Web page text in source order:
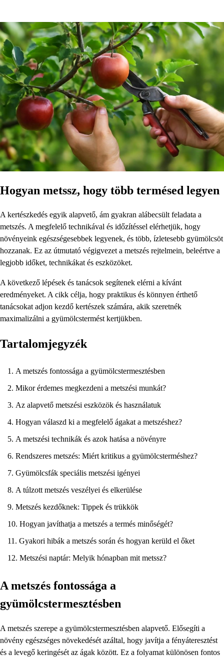
Hogyan metssz, hogy több termésed legyen
A kertészkedés egyik alapvető, ám gyakran alábecsült feladata a
metszés. A megfelelő technikával és időzítéssel elérhetjük, hogy
növényeink egészségesebbek legyenek, és több, ízletesebb gyümölcsöt
hozzanak. Ez az útmutató végigvezet a metszés rejtelmein, beleértve a
legjobb időket, technikákat és eszközöket.
A következő lépések és tanácsok segítenek elérni a kívánt
eredményeket. A cikk célja, hogy praktikus és könnyen érthető
tanácsokat adjon kezdő kertészek számára, akik szeretnék
maximalizálni a gyümölcstermést kertjükben.
Tartalomjegyzék
A metszés fontossága a gyümölcstermesztésben
Mikor érdemes megkezdeni a metszési munkát?
Az alapvető metszési eszközök és használatuk
Hogyan válaszd ki a megfelelő ágakat a metszéshez?
A metszési technikák és azok hatása a növényre
Rendszeres metszés: Miért kritikus a gyümölcsterméshez?
Gyümölcsfák speciális metszési igényei
A túlzott metszés veszélyei és elkerülése
Metszés kezdőknek: Tippek és trükkök
Hogyan javíthatja a metszés a termés minőségét?
Gyakori hibák a metszés során és hogyan kerüld el őket
Metszési naptár: Melyik hónapban mit metssz?
A metszés fontossága a
gyümölcstermesztésben
A metszés szerepe a gyümölcstermesztésben alapvető. Elősegíti a
növény egészséges növekedését azáltal, hogy javítja a fényáteresztést
és a levegő keringését az ágak között. Ez a folyamat különösen fontos